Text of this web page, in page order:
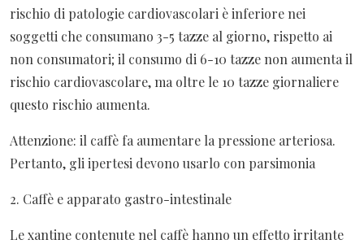
rischio di patologie cardiovascolari è inferiore nei
soggetti che consumano 3-5 tazze al giorno, rispetto ai
non consumatori; il consumo di 6-10 tazze non aumenta il
rischio cardiovascolare, ma oltre le 10 tazze giornaliere
questo rischio aumenta.
Attenzione: il caffè fa aumentare la pressione arteriosa.
Pertanto, gli ipertesi devono usarlo con parsimonia
2. Caffè e apparato gastro-intestinale
Le xantine contenute nel caffè hanno un effetto irritante